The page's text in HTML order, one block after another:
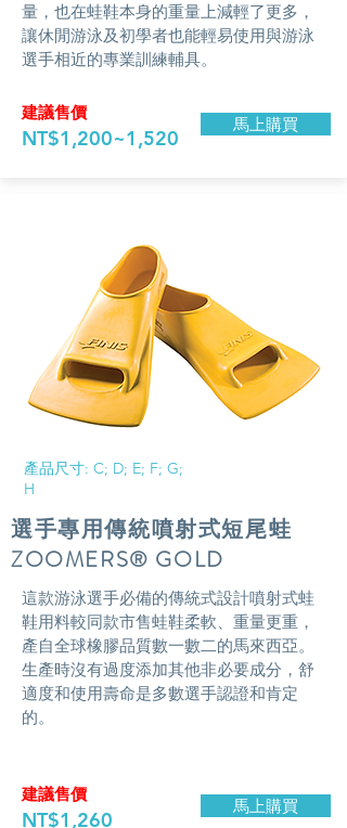
量，也在蛙鞋本身的重量上減輕了更多，
讓休閒游泳及初學者也能輕易使用與游泳
選手相近的專業訓練輔具。
​建議售價
NT$1,200~1,520
馬上購買
產品尺寸: C; D; E; F; G;
H
​選手專用傳統噴射式短尾蛙
ZOOMERS® GOLD
​這款游泳選手必備的傳統式設計噴射式蛙
鞋用料較同款市售蛙鞋柔軟、重量更重，
產自全球橡膠品質數一數二的馬來西亞。
生產時沒有過度添加其他非必要成分，舒
適度和使用壽命是多數選手認證和肯定
的。
建議售價
NT$1,260
馬上購買